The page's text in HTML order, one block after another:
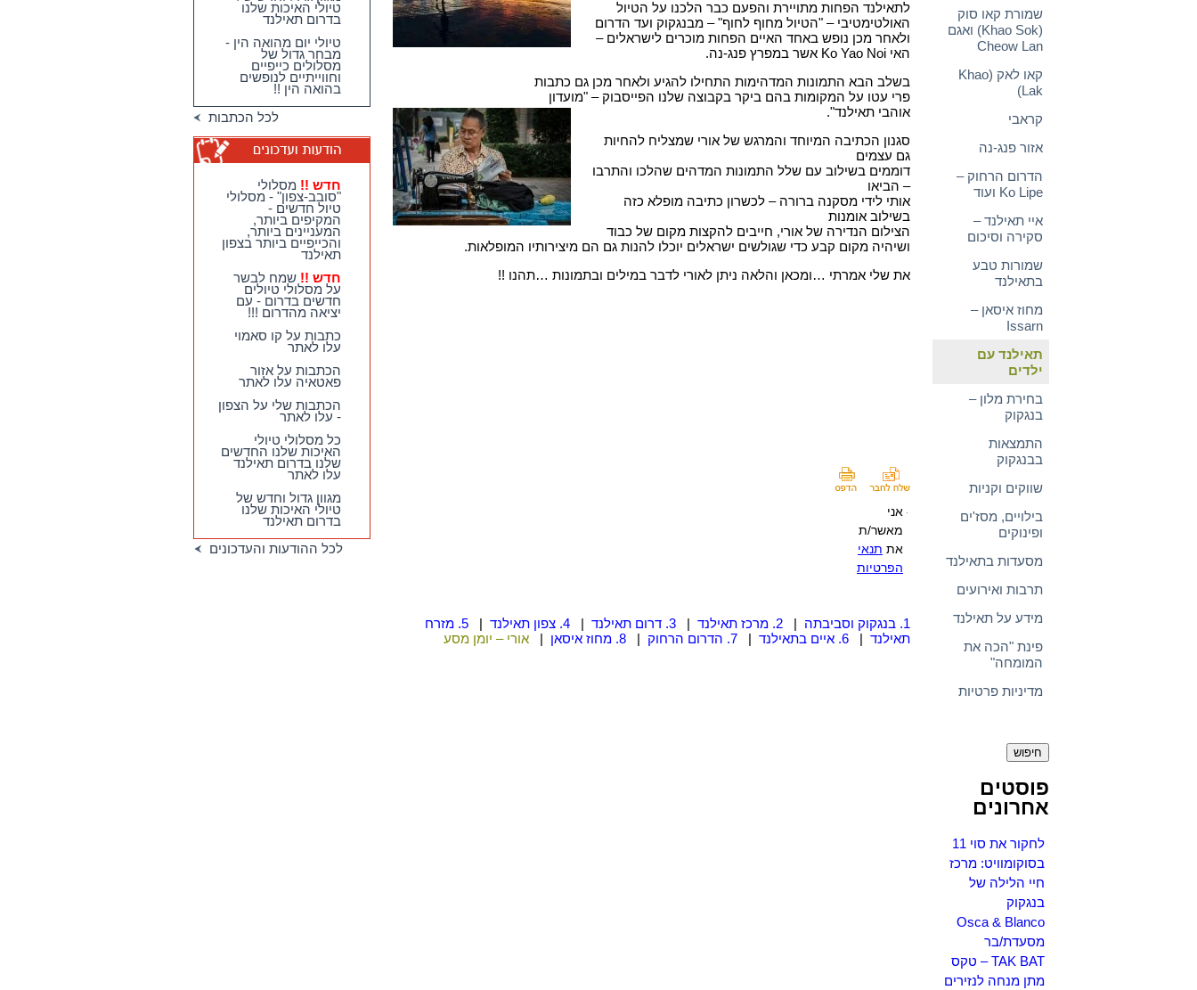
שמורת קאו סוק
(Khao Sok) ואגם
Cheow Lan
קאו לאק (Khao
Lak)
קראבי
אזור פנג-נה
הדרום הרחוק –
Ko Lipe ועוד
איי תאילנד –
סקירה וסיכום
שמורות טבע
בתאילנד
מחוז איסאן –
Issarn
תאילנד עם
ילדים
בחירת מלון –
בנגקוק
התמצאות
בבנגקוק
שווקים וקניות
בילויים, מסז'ים
ופינוקים
מסעדות בתאילנד
תרבות ואירועים
מידע על תאילנד
פינת "הכה את
המומחה"
מדיניות פרטיות
פוסטים
אחרונים
לחקור את סוי 11
בסוקומוויט: מרכז
חיי הלילה של
בנגקוק
Osca & Blanco
מסעדת/בר
TAK BAT – טקס
מתן מנחה לנזירים
לתאילנד הפחות מתויירת והפעם כבר הלכנו על הטיול
האולטימטיבי – "הטיול מחוף לחוף" – מבנגקוק ועד הדרום
ולאחר מכן נופש באחד האיים הפחות מוכרים לישראלים –
האי Ko Yao Noi אשר במפרץ פנג-נה.
בשלב הבא התמונות המדהימות התחילו להגיע ולאחר מכן גם כתבות
פרי עטו על המקומות בהם ביקר בקבוצה שלנו הפייסבוק – "מועדון
אוהבי תאילנד".
סגנון הכתיבה המיוחד והמרגש של אורי שמצליח להחיות
גם עצמים
דוממים בשילוב עם שלל התמונות המדהים שהלכו והתרבו
– הביאו
אותי לידי מסקנה ברורה – לכשרון כתיבה מופלא כזה
בשילוב אומנות
הצילום הנדירה של אורי, חייבים להקצות מקום של כבוד
ושיהיה מקום קבע כדי שגולשים ישראלים יוכלו להנות גם הם מיצירותיו המופלאות.
את שלי אמרתי …ומכאן והלאה ניתן לאורי לדבר במילים ובתמונות …תהנו !!
אני
מאשר/ת
את תנאי
הפרטיות
1. בנגקוק וסביבתה | 2. מרכז תאילנד | 3. דרום תאילנד | 4. צפון תאילנד |
5. מזרח
תאילנד | 6. איים בתאילנד | 7. הדרום הרחוק | 8. מחוז איסאן | אורי – יומן מסע
טיולי האיכות שלנו
בדרום תאילנד
טיולי יום מהואה הין -
מבחר גדול של
מסלולים כייפיים
וחווייתיים לנופשים
בהואה הין !!
לכל הכתבות
חדש !! מסלולי
"סובב-צפון" - מסלולי
טיול חדשים -
המקיפים ביותר,
המעניינים ביותר,
והכייפיים ביותר בצפון
תאילנד
חדש !! שמח לבשר
על מסלולי טיולים
חדשים בדרום - עם
יציאה מהדרום !!!
כתבות על קו סאמוי
עלו לאתר
הכתבות על אזור
פאטאיה עלו לאתר
הכתבות שלי על הצפון
- עלו לאתר
כל מסלולי טיולי
האיכות שלנו החדשים
שלנו בדרום תאילנד
עלו לאתר
מגוון גדול וחדש של
טיולי האיכות שלנו
בדרום תאילנד
לכל ההודעות והעדכונים